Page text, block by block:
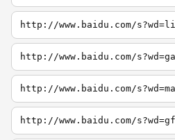
http://www.baidu.com/
http://www.baidu.com/
http://www.baidu.com/
http://www.baidu.com/